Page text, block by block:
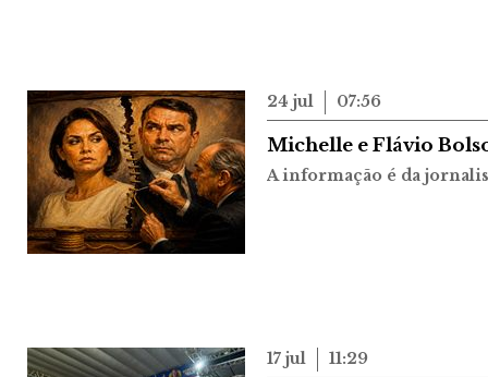
24 jul 07:56
Michelle e Flávio
A informação é da
17 jul 11:29